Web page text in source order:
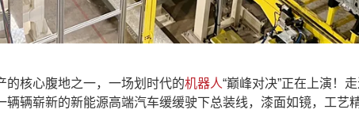
的核心腹地之一，一场划时代的机器人“巅峰对决”正在上演！
辆崭新的新能源高端汽车缓缓驶下总装线，漆面如镜，工艺